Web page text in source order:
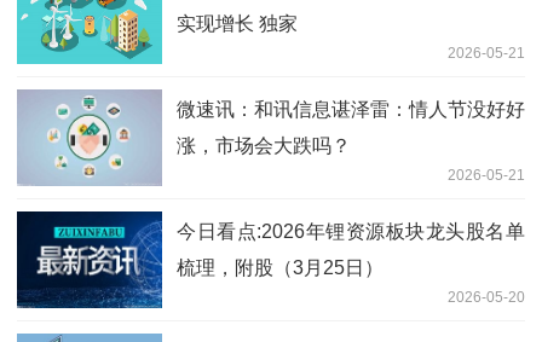
实现增长 独家
2026-05-21
微速讯：和讯信息谌泽雷：情人节没好好
涨，市场会大跌吗？
2026-05-21
今日看点:2026年锂资源板块龙头股名单
梳理，附股（3月25日）
2026-05-20